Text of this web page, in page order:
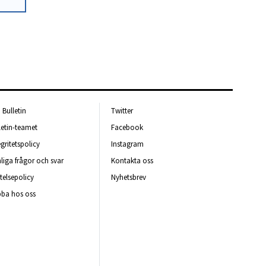
Bulletin
teamet
frågor och svar
hos oss
Twitter
Facebook
Instagram
Kontakta oss
Nyhetsbrev